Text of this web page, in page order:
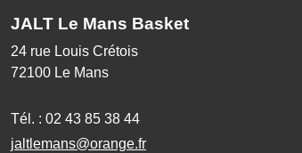
JALT Le Mans Basket
24 rue Louis Crétois
72100 Le Mans
Tél. : 02 43 85 38 44
jaltlemans@orange.fr